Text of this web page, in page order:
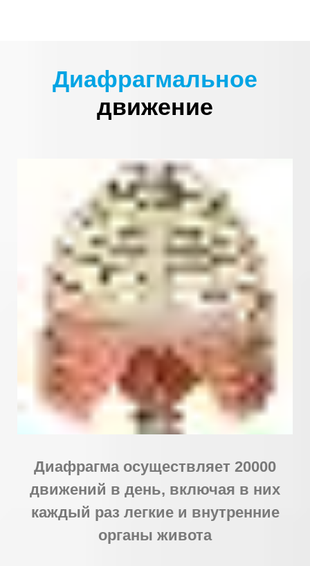
Диафрагмальное
движение
Диафрагма осуществляет 20000
движений в день, включая в них
каждый раз легкие и внутренние
органы живота